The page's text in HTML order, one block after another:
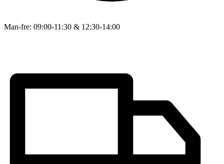
Man-fre: 09:00-11:30 & 12:30-14:00